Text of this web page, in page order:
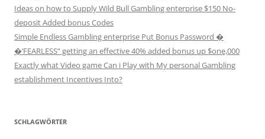
Ideas on how to Supply Wild Bull Gambling enterprise $150 No-
deposit Added bonus Codes
Simple Endless Gambling enterprise Put Bonus Password �
�’FEARLESS” getting an effective 40% added bonus up $one,000
Exactly what Video game Can i Play with My personal Gambling
establishment Incentives Into?
SCHLAGWÖRTER